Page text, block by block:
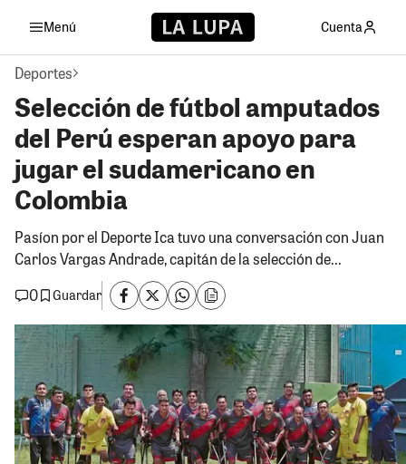
Menú Cuenta
Deportes
Selección de fútbol amputados
del Perú esperan apoyo para
jugar el sudamericano en
Colombia
Pasíon por el Deporte Ica tuvo una conversación con Juan
Carlos Vargas Andrade, capitán de la selección de...
0
Guardar